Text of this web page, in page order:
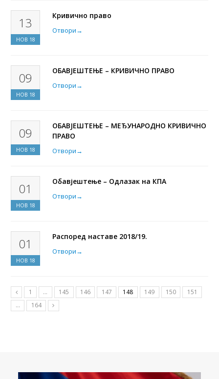
13
НОВ 18
Кривично право
Отвори→
09
НОВ 18
ОБАВЈЕШТЕЊЕ – КРИВИЧНО ПРАВО
Отвори→
09
НОВ 18
ОБАВЈЕШТЕЊЕ – МЕЂУНАРОДНО КРИВИЧНО
ПРАВО
Отвори→
01
НОВ 18
Обавјештење – Одлазак на КПА
Отвори→
01
НОВ 18
Распоред наставе 2018/19.
Отвори→
1 … 145 146 147 148 149 150
151
…
164